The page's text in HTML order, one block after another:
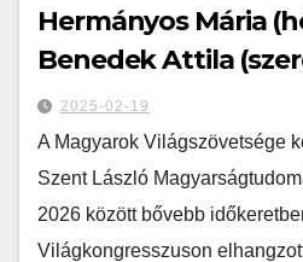
Hermányos Mária
Benedek Attila
2025-02-19
A Magyarok Világszövetsége
Szent László
2026 között bővebb
Világkongresszuson